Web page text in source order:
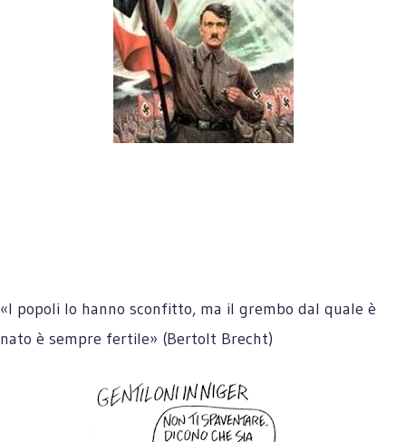
«I popoli lo hanno sconfitto, ma il grembo dal quale è
nato è sempre fertile» (Bertolt Brecht)